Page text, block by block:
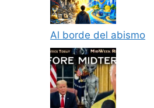
Al borde del abismo